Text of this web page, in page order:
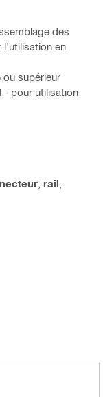
des
l'utilisation en
supérieur
- pour utilisation
rail